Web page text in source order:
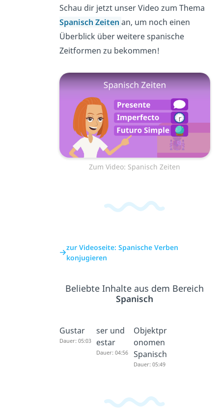
Schau dir jetzt unser Video zum Thema
Spanisch Zeiten an, um noch einen
Überblick über weitere spanische
Zeitformen zu bekommen!
Zum Video: Spanisch Zeiten
zur Videoseite: Spanische Verben
konjugieren
Beliebte Inhalte aus dem Bereich
Spanisch
Gustar
Dauer: 05:03
ser und
estar
Dauer: 04:56
Objektpr
onomen
Spanisch
Dauer: 05:49